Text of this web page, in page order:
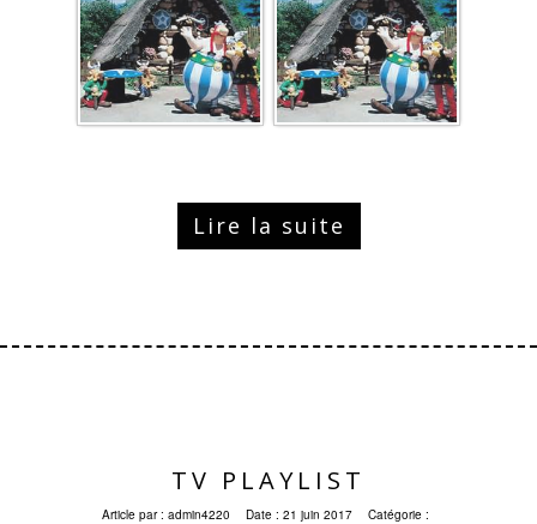
Lire la suite
TV PLAYLIST
Article par : admin4220 Date : 21 juin 2017 Catégorie :